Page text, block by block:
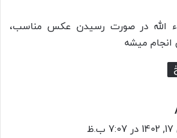
الله در صورت رسیدن عکس مناسب،
میشه
ف